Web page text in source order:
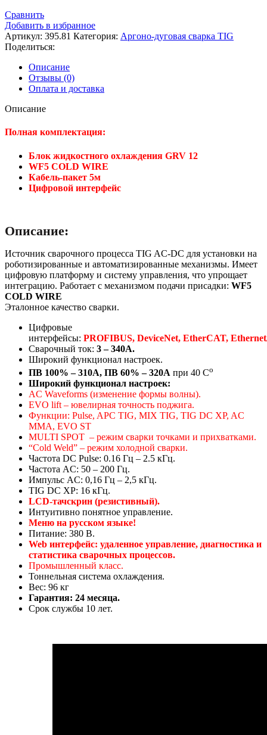
Сравнить
Добавить в избранное
Артикул: 395.81 Категория: Аргоно-дуговая сварка TIG
Поделиться:
Описание
Отзывы (0)
Оплата и доставка
Описание
Полная комплектация:
Блок жидкостного охлаждения GRV 12
WF5 COLD WIRE
Кабель-пакет 5м
Цифровой интерфейс
Описание:
Источник сварочного процесса TIG AC-DC для установки на
роботизированные и автоматизированные механизмы. Имеет
цифровую платформу и систему управления, что упрощает
интеграцию. Работает с механизмом подачи присадки: WF5
COLD WIRE
Эталонное качество сварки.
Цифровые
интерфейсы: PROFIBUS, DeviceNet, EtherCAT,
Сварочный ток: 3 – 340А.
Широкий функционал настроек.
ПВ 100% – 310А, ПВ 60% – 320А при 40 Сo
Широкий функционал настроек:
AC Waveforms (изменение формы волны).
EVO lift – ювелирная точность поджига.
Функции: Pulse, APC TIG, MIX TIG, TIG DC XP, AC
MMA, EVO ST
MULTI SPOT – режим сварки точками и прихватками.
“Cold Weld” – режим холодной сварки.
Частота DC Pulse: 0.16 Гц – 2.5 кГц.
Частота AC: 50 – 200 Гц.
Импульс AC: 0,16 Гц – 2,5 кГц.
TIG DC XP: 16 кГц.
LCD-тачскрин (резистивный).
Интуитивно понятное управление.
Меню на русском языке!
Питание: 380 В.
Web интерфейс: удаленное управление, диагностика и
статистика сварочных процессов.
Промышленный класс.
Тоннельная система охлаждения.
Вес: 96 кг
Гарантия: 24 месяца.
Срок службы 10 лет.